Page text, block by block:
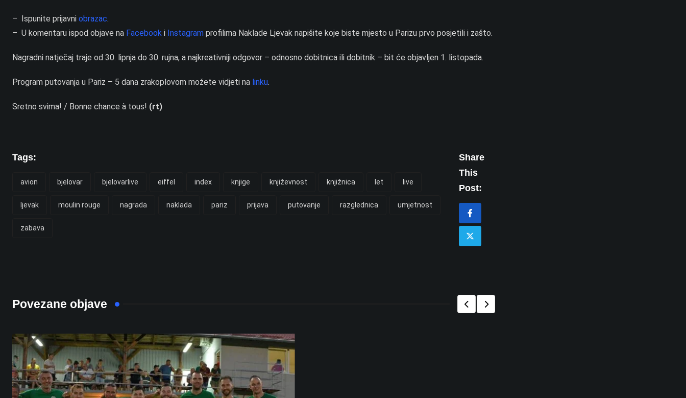
– Ispunite prijavni obrazac.
– U komentaru ispod objave na Facebook i Instagram profilima Naklade Ljevak napišite koje biste mjesto u Parizu prvo posjetili i zašto.
Nagradni natječaj traje od 30. lipnja do 30. rujna, a najkreativniji odgovor – odnosno dobitnica ili dobitnik – bit će objavljen 1. listopada.
Program putovanja u Pariz – 5 dana zrakoplovom možete vidjeti na linku.
Sretno svima! / Bonne chance à tous! (rt)
Tags:
avion bjelovar bjelovarlive eiffel index knjige književnost knjižnica let live
ljevak moulin rouge nagrada naklada pariz prijava putovanje razglednica umjetnost
zabava
Share
This
Post:
Povezane objave